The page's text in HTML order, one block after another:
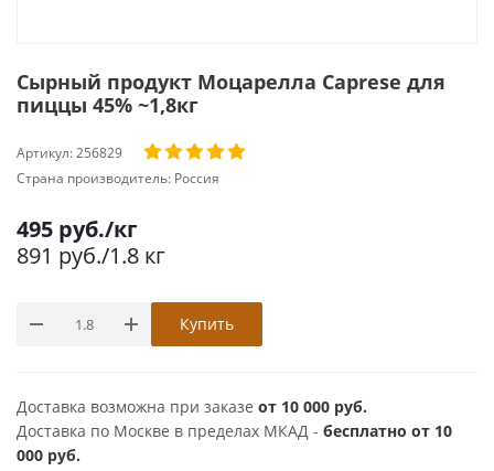
Сырный продукт Моцарелла Caprese для
пиццы 45% ~1,8кг
Артикул:256829
Страна производитель: Россия
495 руб./кг
891 руб./1.8 кг
Купить
Доставка возможна при заказе от 10 000 руб.
Доставка по Москве в пределах МКАД - бесплатно от 10
000 руб.